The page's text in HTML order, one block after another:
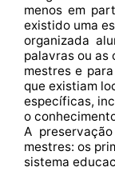
menos em
existido uma
organizada
palavras ou as
mestres e
que existiam
específicas,
o
A
mestres: os
sistema